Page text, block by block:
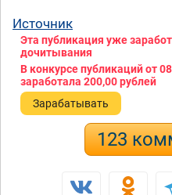
Источник
Эта публикация уже
дочитывания
В конкурсе публикаций от
заработала 200,00 рублей
Зарабатывать
123